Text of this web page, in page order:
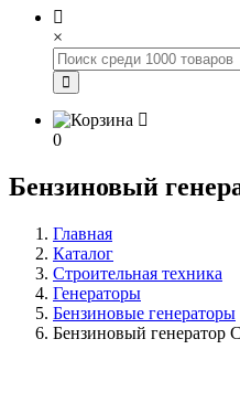
×
0
Бензиновый
Главная
Каталог
Строительная техника
Генераторы
Бензиновые генераторы
Бензиновый генератор